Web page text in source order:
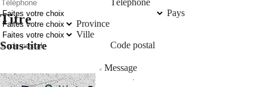
Titre
Sous-titre
Téléphone
Pays
Province
Ville
Code postal
Message